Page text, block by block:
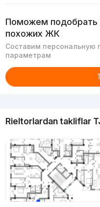
Поможем подобрать
похожих ЖК
Составим персональную
параметрам
Rieltorlardan takliflar